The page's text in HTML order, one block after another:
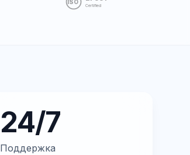
ISO
Certified
24/7
Поддержка